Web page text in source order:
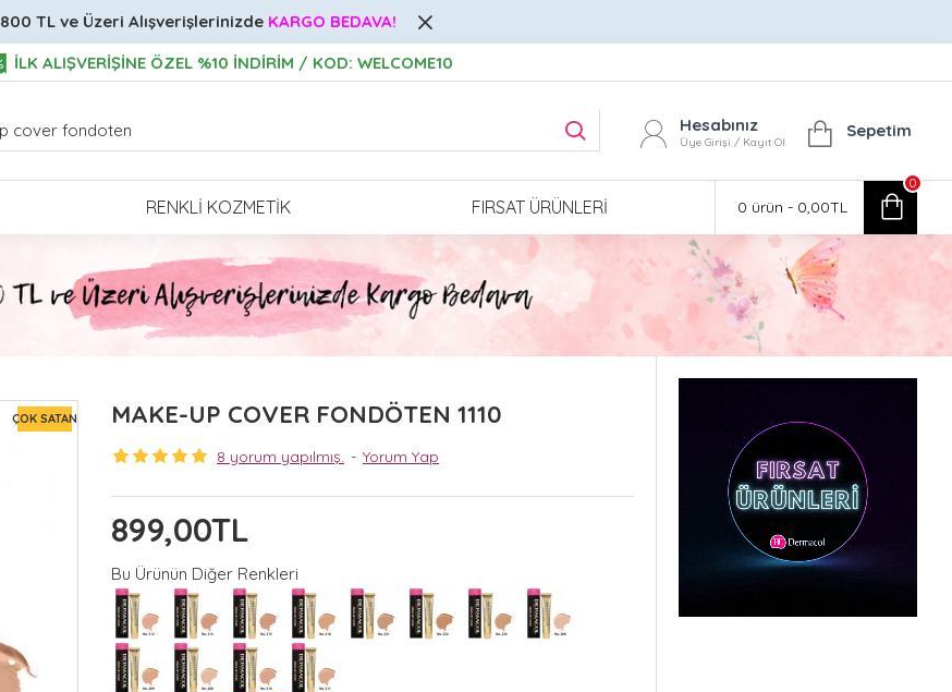
800 TL ve Üzeri Alışverişlerinizde KARGO BEDAVA!
İLK ALIŞVERİŞİNE ÖZEL %10 İNDİRİM / KOD: WELCOME10
Hesabınız
Üye Girişi / Kayıt Ol
Sepetim
RENKLI KOZMETIK FIRSAT ÜRÜNLERI 0 ürün - 0,00TL
0
ÇOK SATAN MAKE-UP COVER FONDÖTEN 1110
8 yorum yapılmış. - Yorum Yap
899,00TL
Bu Ürünün Diğer Renkleri